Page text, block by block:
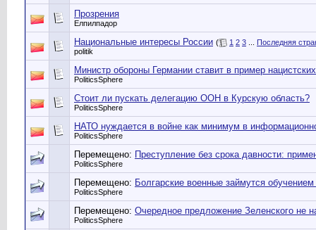
Прозрения
Елпилпадор
Национальные интересы России ( 1 2 3
Последняя
politik
Министр обороны Германии ставит в пример
PoliticsSphere
Стоит ли пускать делегацию ООН в Курскую область?
PoliticsSphere
НАТО нуждается в войне как минимум в
PoliticsSphere
Перемещено: Преступление без срока давности:
PoliticsSphere
Перемещено: Болгарские военные займутся
PoliticsSphere
Перемещено: Очередное предложение Зеленского не
PoliticsSphere